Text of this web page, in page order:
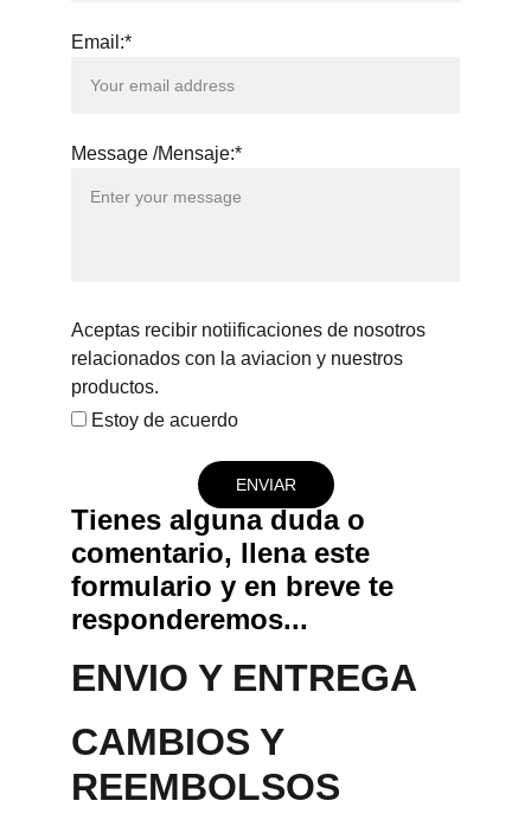
Email:*
Message /Mensaje:*
Aceptas recibir notiificaciones de nosotros
relacionados con la aviacion y nuestros
productos.
Estoy de acuerdo
ENVIAR
Tienes alguna duda o
comentario, llena este
formulario y en breve te
responderemos...
ENVIO Y ENTREGA
CAMBIOS Y
REEMBOLSOS